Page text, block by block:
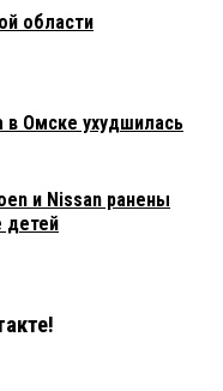
области
в Омске ухудшилась
и Nissan ранены
детей